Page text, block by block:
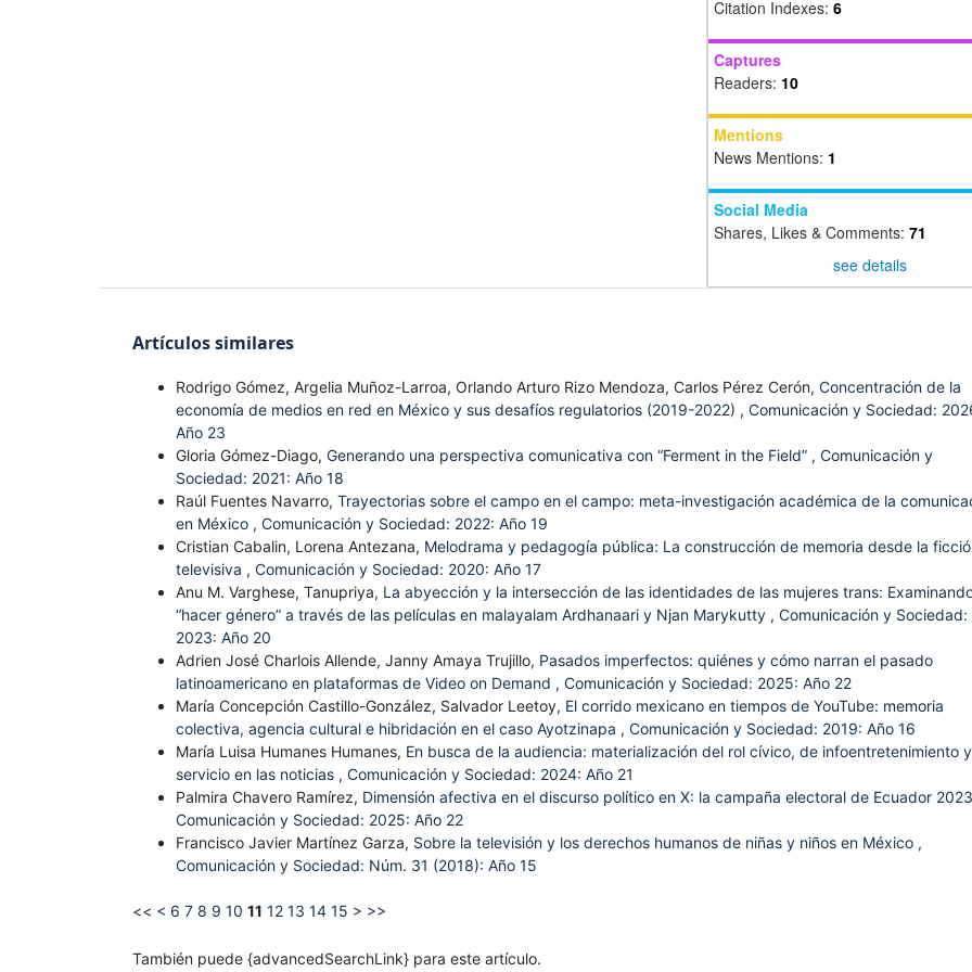
Citation Indexes: 6
Captures
Readers: 10
Mentions
News Mentions: 1
Social Media
Shares, Likes & Comments: 71
see details
Artículos similares
Rodrigo Gómez, Argelia Muñoz-Larroa, Orlando Arturo Rizo Mendoza, Carlos Pérez Cerón, Concentración de la
economía de medios en red en México y sus desafíos regulatorios (2019-2022) , Comunicación y Sociedad:
Año 23
Gloria Gómez-Diago, Generando una perspectiva comunicativa con “Ferment in the Field” , Comunicación y
Sociedad: 2021: Año 18
Raúl Fuentes Navarro, Trayectorias sobre el campo en el campo: meta-investigación académica de la
en México , Comunicación y Sociedad: 2022: Año 19
Cristian Cabalin, Lorena Antezana, Melodrama y pedagogía pública: La construcción de memoria desde la
televisiva , Comunicación y Sociedad: 2020: Año 17
Anu M. Varghese, Tanupriya, La abyección y la intersección de las identidades de las mujeres trans:
“hacer género” a través de las películas en malayalam Ardhanaari y Njan Marykutty , Comunicación y Sociedad:
2023: Año 20
Adrien José Charlois Allende, Janny Amaya Trujillo, Pasados imperfectos: quiénes y cómo narran el pasado
latinoamericano en plataformas de Video on Demand , Comunicación y Sociedad: 2025: Año 22
María Concepción Castillo-González, Salvador Leetoy, El corrido mexicano en tiempos de YouTube: memoria
colectiva, agencia cultural e hibridación en el caso Ayotzinapa , Comunicación y Sociedad: 2019: Año 16
María Luisa Humanes Humanes, En busca de la audiencia: materialización del rol cívico, de infoentretenimiento
servicio en las noticias , Comunicación y Sociedad: 2024: Año 21
Palmira Chavero Ramírez, Dimensión afectiva en el discurso político en X: la campaña electoral de Ecuador
Comunicación y Sociedad: 2025: Año 22
Francisco Javier Martínez Garza, Sobre la televisión y los derechos humanos de niñas y niños en México ,
Comunicación y Sociedad: Núm. 31 (2018): Año 15
<< < 6 7 8 9 10 11 12 13 14 15 > >>
También puede {advancedSearchLink} para este artículo.